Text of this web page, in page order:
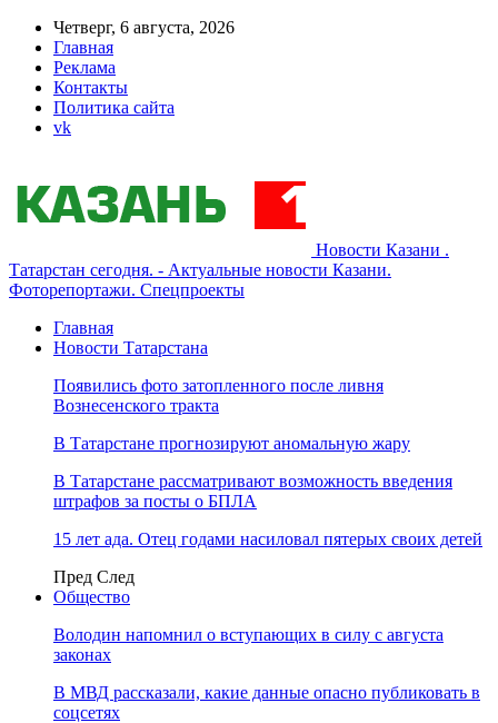
Четверг, 6 августа, 2026
Главная
Реклама
Контакты
Политика сайта
vk
Новости Казани .
Татарстан сегодня. - Актуальные новости Казани.
Фоторепортажи. Спецпроекты
Главная
Новости Татарстана
Появились фото затопленного после ливня
Вознесенского тракта
В Татарстане прогнозируют аномальную жару
В Татарстане рассматривают возможность введения
штрафов за посты о БПЛА
15 лет ада. Отец годами насиловал пятерых своих детей
Пред След
Общество
Володин напомнил о вступающих в силу с августа
законах
В МВД рассказали, какие данные опасно публиковать в
соцсетях